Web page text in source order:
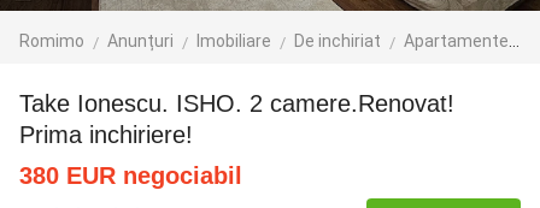
Romimo Anunțuri Imobiliare De inchiriat Apartamente de inchiriat
Take Ionescu. ISHO. 2 camere.Renovat!
Prima inchiriere!
380 EUR negociabil